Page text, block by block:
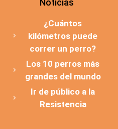
¿Cuántos
kilómetros puede
correr un perro?
Los 10 perros más
grandes del mundo
Ir de público a la
Resistencia